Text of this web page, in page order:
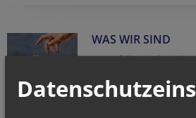
WAS WIR SIND
In Notfällen sind wir da,
Menschen, die durch
Lebensgewissheit